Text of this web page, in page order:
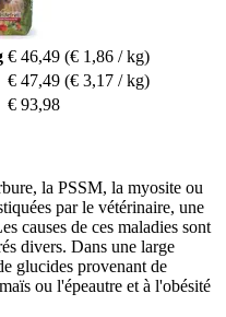
€ 46,49 (€ 1,86 / kg)
€ 47,49 (€ 3,17 / kg)
€ 93,98
la PSSM, la myosite ou
par le vétérinaire, une
causes de ces maladies sont
divers. Dans une large
glucides provenant de
ou l'épeautre et à l'obésité